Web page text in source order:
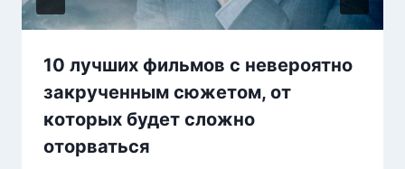
10 лучших фильмов с невероятно
закрученным сюжетом, от
которых будет сложно
оторваться